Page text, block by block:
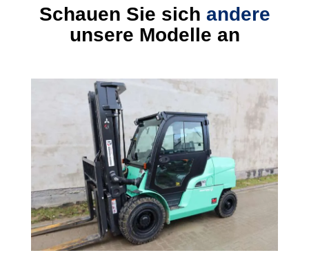
Schauen Sie sich andere
unsere Modelle an